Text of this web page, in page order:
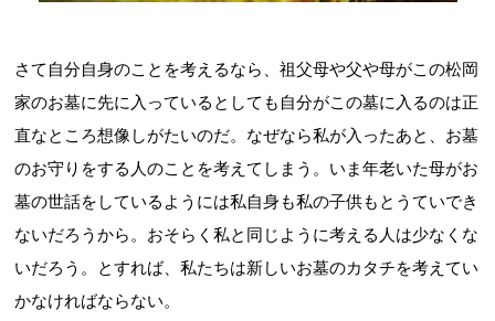
さて自分自身のことを考えるなら、祖父母や父や母がこの松岡
家のお墓に先に入っているとしても自分がこの墓に入るのは正
直なところ想像しがたいのだ。なぜなら私が入ったあと、お墓
のお守りをする人のことを考えてしまう。いま年老いた母がお
墓の世話をしているようには私自身も私の子供もとうていでき
ないだろうから。おそらく私と同じように考える人は少なくな
いだろう。とすれば、私たちは新しいお墓のカタチを考えてい
かなければならない。